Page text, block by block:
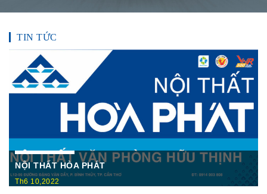
TIN TỨC
NỘI THẤT HÒA PHÁT
Th6 10,2022